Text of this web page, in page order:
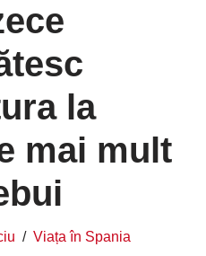
la
mai mult
Viața în Spania